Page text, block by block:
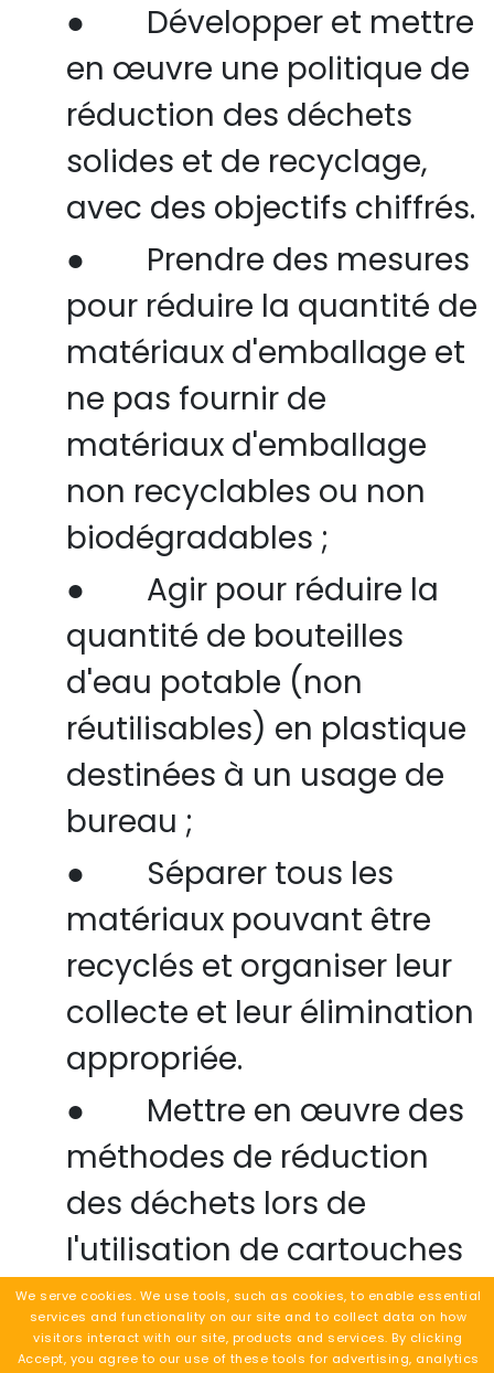
●
Développer et mettre
en œuvre une politique de
réduction des déchets
solides et de recyclage,
avec des objectifs chiffrés.
●
Prendre des mesures
pour réduire la quantité de
matériaux d'emballage et
ne pas fournir de
matériaux d'emballage
non recyclables ou non
biodégradables ;
●
Agir pour réduire la
quantité de bouteilles
d'eau potable (non
réutilisables) en plastique
destinées à un usage de
bureau ;
●
Séparer tous les
matériaux pouvant être
recyclés et organiser leur
collecte et leur élimination
appropriée.
●
Mettre en œuvre des
méthodes de réduction
des déchets lors de
l'utilisation de cartouches
d'encre et de toner pour
l'impression et la copie,
Demander un devis
We serve cookies. We use tools, such as cookies, to enable essential
services and functionality on our site and to collect data on how
visitors interact with our site, products and services. By clicking
Accept, you agree to our use of these tools for advertising, analytics